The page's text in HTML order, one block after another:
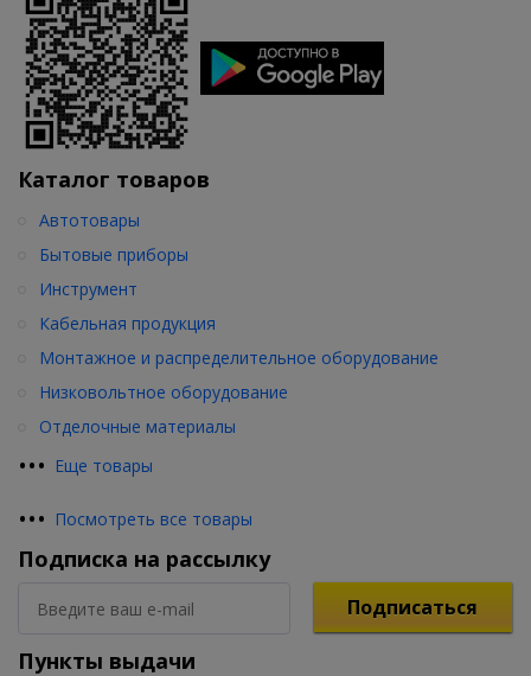
Каталог товаров
••• Еще товары
Автотовары
Бытовые приборы
Инструмент
Кабельная продукция
Монтажное и распределительное оборудование
Низковольтное оборудование
Отделочные материалы
••• Посмотреть все товары
Подписка на рассылку
Подписаться
Пункты выдачи